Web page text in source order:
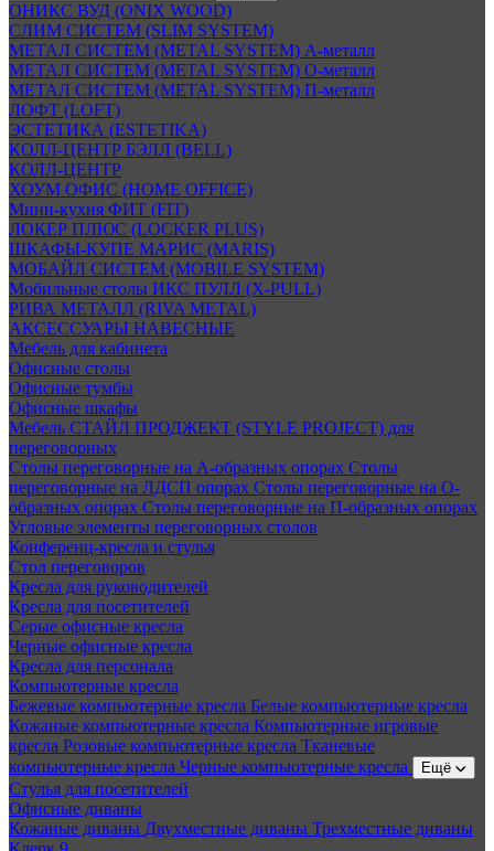
ОНИКС ВУД (ONIX WOOD)
СЛИМ СИСТЕМ (SLIM SYSTEM)
МЕТАЛ СИСТЕМ (METAL SYSTEM) А-металл
МЕТАЛ СИСТЕМ (METAL SYSTEM) О-металл
МЕТАЛ СИСТЕМ (METAL SYSTEM) П-металл
ЛОФТ (LOFT)
ЭСТЕТИКА (ESTETIKA)
КОЛЛ-ЦЕНТР БЭЛЛ (BELL)
КОЛЛ-ЦЕНТР
ХОУМ ОФИС (HOME OFFICE)
Мини-кухня ФИТ (FIT)
ЛОКЕР ПЛЮС (LOCKER PLUS)
ШКАФЫ-КУПЕ МАРИС (MARIS)
МОБАЙЛ СИСТЕМ (MOBILE SYSTEM)
Мобильные столы ИКС ПУЛЛ (X-PULL)
РИВА МЕТАЛЛ (RIVA METAL)
АКСЕССУАРЫ НАВЕСНЫЕ
Мебель для кабинета
Офисные столы
Офисные тумбы
Офисные шкафы
Мебель СТАЙЛ ПРОДЖЕКТ (STYLE PROJECT) для
переговорных
Столы переговорные на А-образных опорах Столы
переговорные на ЛДСП опорах Столы переговорные на О-
образных опорах Столы переговорные на П-образных опорах
Угловые элементы переговорных столов
Конференц-кресла и стулья
Стол переговоров
Кресла для руководителей
Кресла для посетителей
Серые офисные кресла
Черные офисные кресла
Кресла для персонала
Компьютерные кресла
Бежевые компьютерные кресла Белые компьютерные кресла
Кожаные компьютерные кресла Компьютерные игровые
кресла Розовые компьютерные кресла Тканевые
компьютерные кресла Черные компьютерные кресла Ещё
Стулья для посетителей
Офисные диваны
Кожаные диваны Двухместные диваны Трехместные диваны